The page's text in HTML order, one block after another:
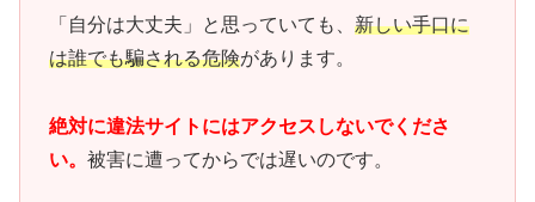
「自分は大丈夫」と思っていても、 新しい手口に
は誰でも騙される危険があります。
絶対に違法サイトにはアクセスしないでくださ
い。 被害に遭ってからでは遅いのです。